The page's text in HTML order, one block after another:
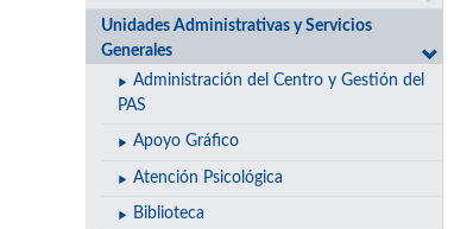
Unidades Administrativas y Servicios
Generales
Administración del Centro y Gestión del
PAS
Apoyo Gráfico
Atención Psicológica
Biblioteca